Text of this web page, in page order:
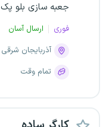
جعبه سازی بلو پک
فوری
ارسال آسان
آذربایجان شرقی
تمام وقت